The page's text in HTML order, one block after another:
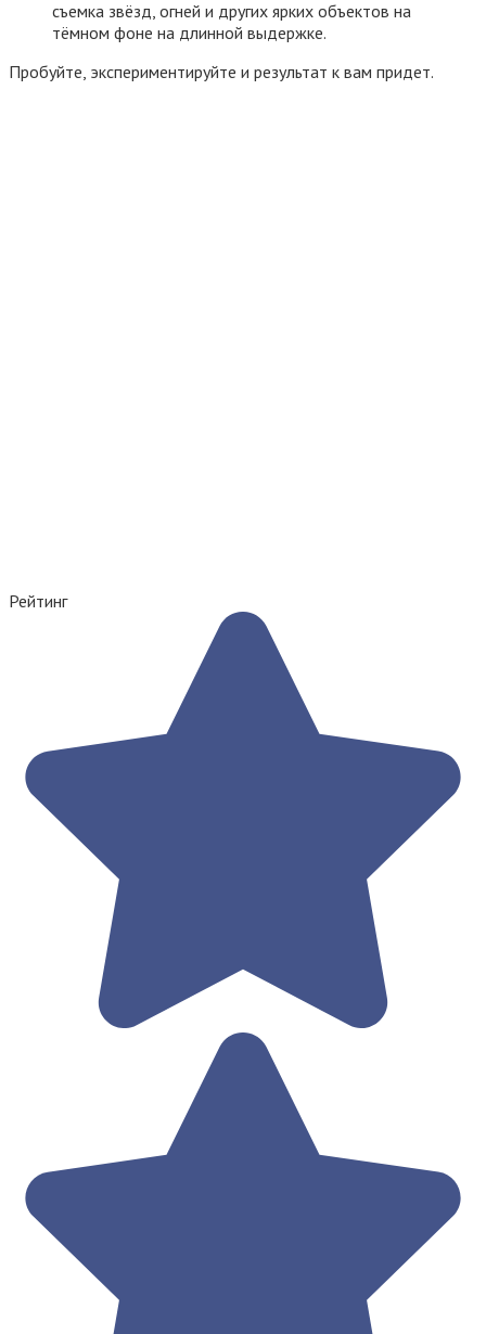
съемка звёзд, огней и других ярких объектов на
тёмном фоне на длинной выдержке.
Пробуйте, экспериментируйте и результат к вам придет.
Рейтинг